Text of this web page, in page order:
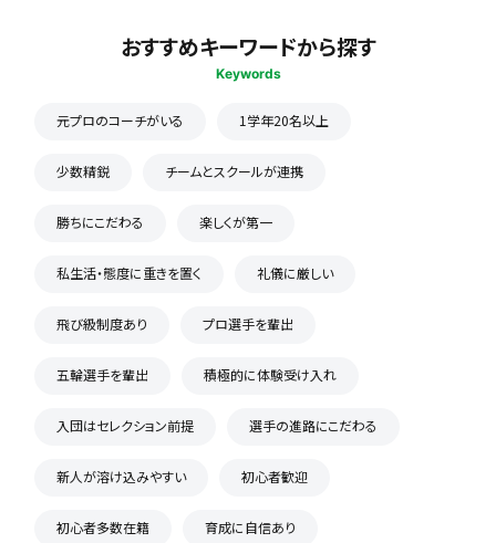
おすすめキーワードから探す
Keywords
元プロのコーチがいる 1学年20名以上
少数精鋭 チームとスクールが連携
勝ちにこだわる 楽しくが第一
私生活・態度に重きを置く 礼儀に厳しい
飛び級制度あり プロ選手を輩出
五輪選手を輩出 積極的に体験受け入れ
入団はセレクション前提 選手の進路にこだわる
新人が溶け込みやすい 初心者歓迎
初心者多数在籍 育成に自信あり